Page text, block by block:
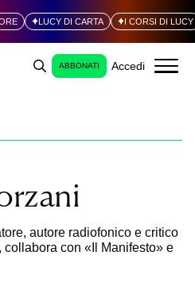
LUCY DI CARTA I CORSI DI LUCY
ABBONATI Accedi
autore radiofonico e critico
con «Il Manifesto» e